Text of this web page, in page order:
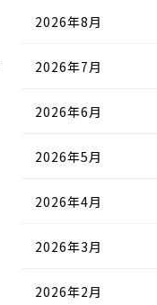
2026年8月
2026年7月
2026年6月
2026年5月
2026年4月
2026年3月
2026年2月